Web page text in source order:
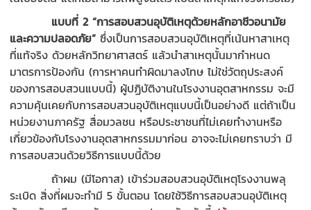
แบบที่2“การสอบสวนอุบัติเหตุด้วยหลักอาชีวอนามัย
และความปลอดภัย”ซึ่งเป็นการสอบสวนอุบัติเหตุที่เน้นหาสาเหตุ
ที่แท้จริงด้วยหลักวิทยาศาสตร์ แล้วนำสาเหตุนั้นมากำหนด
มาตรการป้องกัน (การหาคนทำผิดมาลงโทษไม่ใช่วัตถุประสงค์
ของการสอบสวนแบบนี้) ผู้ปฏิบัติงานในโรงงานอุตสาหกรรม จะมี
ความคุ้นเคยกับการสอบสวนอุบัตเหตุแบบนี้เป็นอย่างดี แต่ถ้าเป็น
หน่วยงานภาครัฐ สื่อมวลชน หรือประชาชนที่ไม่เคยทำงานหรือ
เกี่ยวข้องกับโรงงานอุตสาหกรรมมาก่อนอาจจะไม่เคยทราบว่า มี
การสอบสวนด้วยวิธีการแบบนี้ด้วย
ถ้าผม(มีโอกาส) เข้าร่วมสอบสวนอุบัติเหตุโรงงานพลุ
ระเบิดสิ่งที่ผมจะทำมี5ขั้นตอนโดยใช้วิธีการสอบสวนอุบัติเหตุ